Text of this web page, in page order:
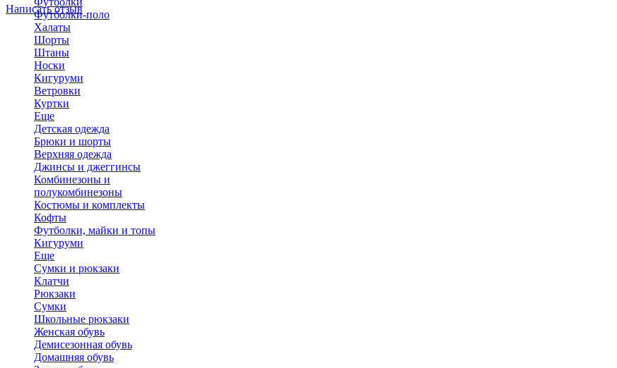
Футболки-поло
Халаты
Шорты
Штаны
Носки
Кигуруми
Ветровки
Куртки
Еще
Детская одежда
Брюки и шорты
Верхняя одежда
Джинсы и джеггинсы
Комбинезоны и
полукомбинезоны
Костюмы и комплекты
Кофты
Футболки, майки и топы
Кигуруми
Еще
Сумки и рюкзаки
Клатчи
Рюкзаки
Сумки
Школьные рюкзаки
Женская обувь
Демисезонная обувь
Домашняя обувь
Написать отзыв